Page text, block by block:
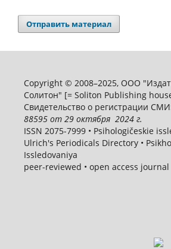
Отправить материал
Copyright © 2008–2025, ООО
Солитон" [= Soliton Publishing
Свидетельство о регистрации
88595от 29 октября 2024 г.
ISSN 2075-7999 • Psihologičeskie
Ulrich's Periodicals Directory •
Issledovaniya
peer-reviewed • open access journal